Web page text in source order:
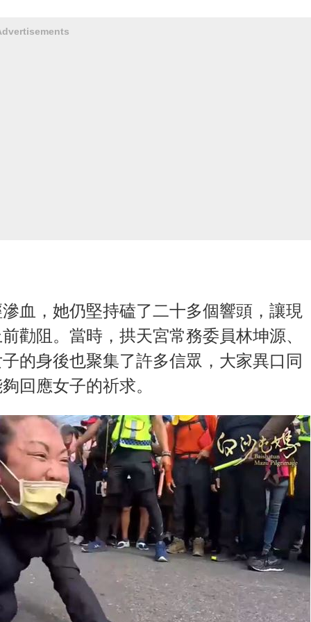
血，她仍堅持磕了二十多個響頭，讓現
勸阻。當時，拱天宮常務委員林坤源、
的身後也聚集了許多信眾，大家異口同
回應女子的祈求。